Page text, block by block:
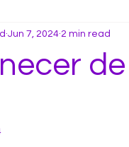
Jun 7, 2024 2 min read